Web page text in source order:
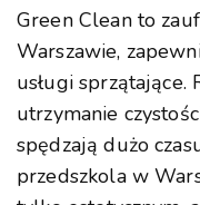
Green Clean to
Warszawie,
usługi sprzątające.
utrzymanie
spędzają dużo
przedszkola w